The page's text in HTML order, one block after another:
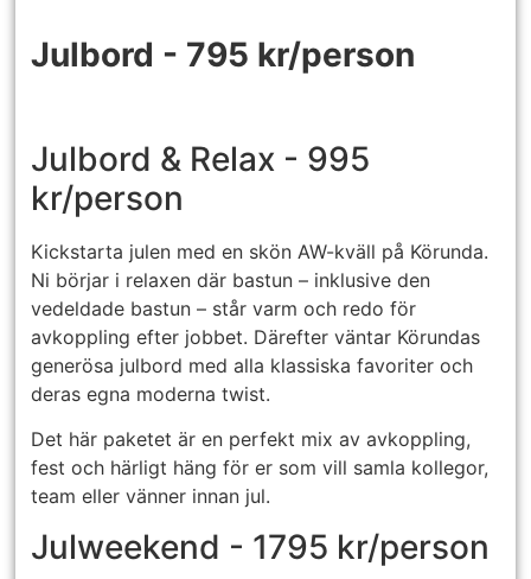
Julbord - 795 kr/person
Julbord & Relax - 995
kr/person
Kickstarta julen med en skön AW-kväll på Körunda.
Ni börjar i relaxen där bastun – inklusive den
vedeldade bastun – står varm och redo för
avkoppling efter jobbet. Därefter väntar Körundas
generösa julbord med alla klassiska favoriter och
deras egna moderna twist.
Det här paketet är en perfekt mix av avkoppling,
fest och härligt häng för er som vill samla kollegor,
team eller vänner innan jul.
Julweekend - 1795 kr/person